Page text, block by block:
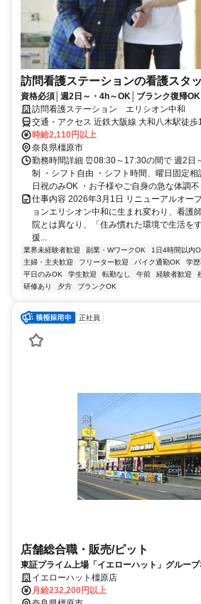
訪問看護ステーションの看護スタ
資格必須│週2日～・4h～OK│ブランク復帰
訪問看護ステーション エリシオン中和
交通・アクセス 近鉄大阪線 大和八木駅徒歩
時給2,110円以上
奈良県橿原市
勤務時間詳細 ⏰08:30～17:30の間で 週2日
制 ・シフト自由 ・シフト時間、曜日固定
日祝のみOK ・お子様やご自身の急な体調
仕事内容 2026年3月1日 リニューアルオー
ョンエリシオン中和に生まれ変わり、看護
院とは異なり、「住み慣れた環境で生活を
援...
業界未経験者歓迎 副業・WワークOK 1日4時間以内
主婦・主夫歓迎
フリーター歓迎 バイク通勤OK 学
平日のみOK
学生歓迎 転勤なし 午前 経験者歓迎
研修あり
夕方 ブランクOK
正社員
店舗総合職・販売/ピット
東証プライム上場「イエローハット」グルー
／店舗総合職【正社員】
イエローハット橿原店
月給232,200円以上